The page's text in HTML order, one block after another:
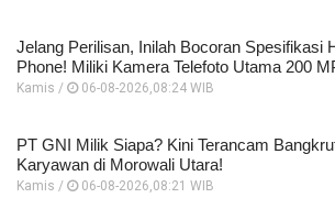
Jelang Perilisan, Inilah Bocoran Spesifikasi
Phone! Miliki Kamera Telefoto Utama 200
Kamis / 06-08-2026,08:24 WIB
PT GNI Milik Siapa? Kini Terancam
Karyawan di Morowali Utara!
Kamis / 06-08-2026,08:21 WIB